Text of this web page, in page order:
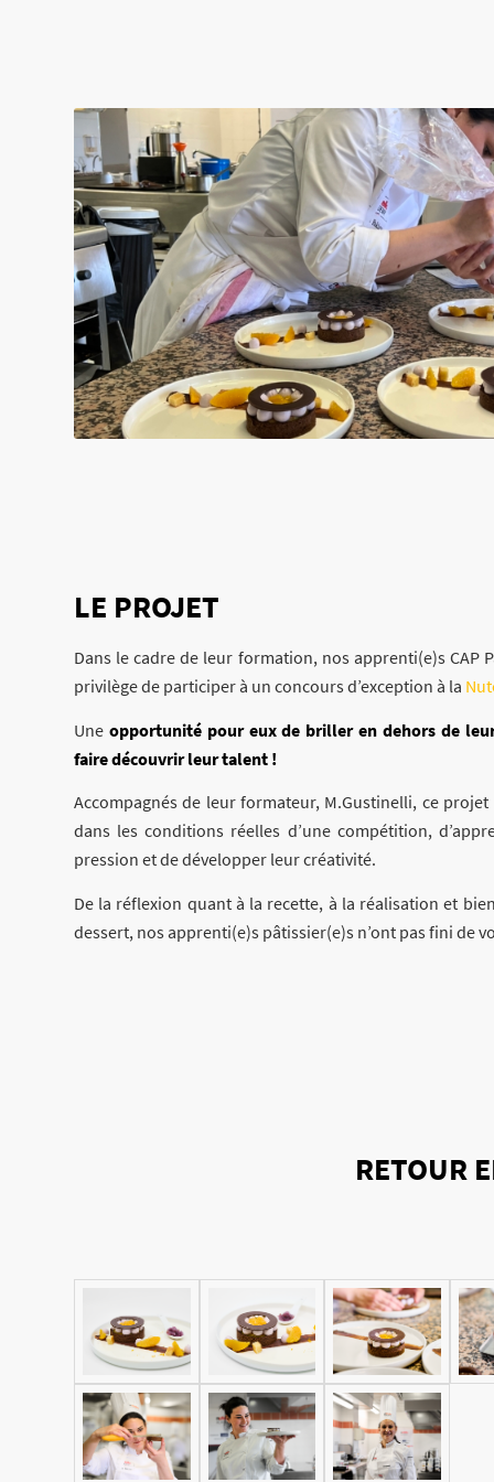
LE PROJET
Dans le cadre de leur formation, nos apprenti(e)s CAP
privilège de participer à un concours d’exception à la
Une opportunité pour eux de briller en dehors de
faire découvrir leur talent !
Accompagnés de leur formateur, M.Gustinelli, ce
dans les conditions réelles d’une compétition,
pression et de développer leur créativité.
De la réflexion quant à la recette, à la réalisation et
dessert, nos apprenti(e)s pâtissier(e)s n’ont pas fini de
RETOUR